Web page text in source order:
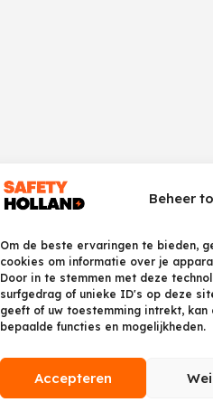
Beheer
Om de beste ervaringen te bieden,
cookies om informatie over je
Door in te stemmen met deze
surfgedrag of unieke ID's op deze
geeft of uw toestemming intrekt,
bepaalde functies en mogelijkheden.
Accepteren